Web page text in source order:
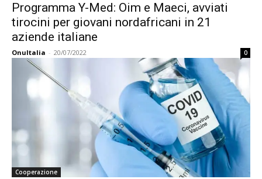
Programma Y-Med: Oim e Maeci, avviati
tirocini per giovani nordafricani in 21
aziende italiane
OnuItalia - 20/07/2022 0
Cooperazione